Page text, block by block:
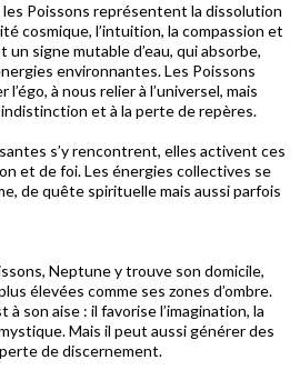
Poissons représentent la dissolution
cosmique, l’intuition, la compassion et
un signe mutable d’eau, qui absorbe,
environnantes. Les Poissons
à nous relier à l’universel, mais
et à la perte de repères.
s’y rencontrent, elles activent ces
et de foi. Les énergies collectives se
de quête spirituelle mais aussi parfois
Neptune y trouve son domicile,
élevées comme ses zones d’ombre.
son aise : il favorise l’imagination, la
Mais il peut aussi générer des
de discernement.